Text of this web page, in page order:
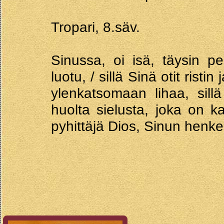
Tropari, 8.säv.
Sinussa, oi isä, täysin
luotu, / sillä Sinä otit ristin
ylenkatsomaan lihaa,
huolta sielusta, joka on
pyhittäjä Dios, Sinun